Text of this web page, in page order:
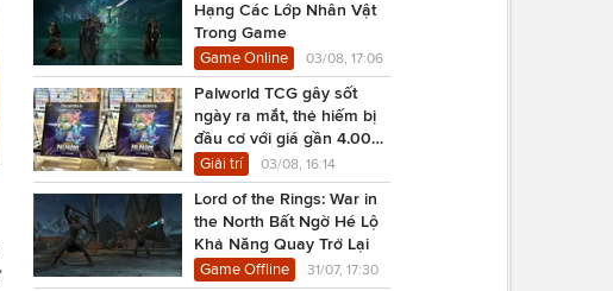
Hạng Các Lớp Nhân Vật
Trong Game
Game Online 03/08, 17:06
Palworld TCG gây sốt
ngày ra mắt, thẻ hiếm bị
đầu cơ với giá gần 4.000
USD
Giải trí 03/08, 16:14
Lord of the Rings: War in
the North Bất Ngờ Hé Lộ
Khả Năng Quay Trở Lại
Game Offline 31/07, 17:30